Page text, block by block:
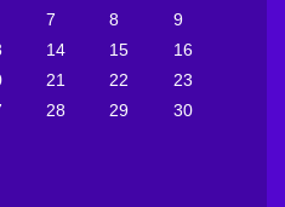
7 8
9
14 15
16
21 22
23
28 29
30